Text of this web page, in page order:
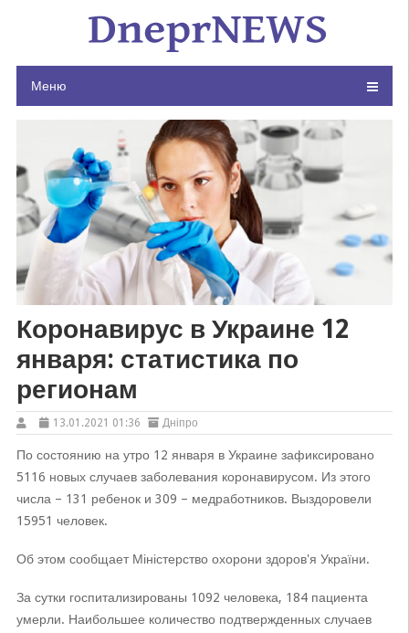
Меню
Коронавирус в Украине 12
января: статистика по
регионам
13.01.2021 01:36 Дніпро
По состоянию на утро 12 января в Украине зафиксировано
5116 новых случаев заболевания коронавирусом. Из этого
числа – 131 ребенок и 309 – медработников. Выздоровели
15951 человек.
Об этом сообщает Міністерство охорони здоров'я України.
За сутки госпитализированы 1092 человека, 184 пациента
умерли. Наибольшее количество подтвержденных случаев